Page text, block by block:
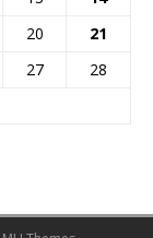
20
21
27
28